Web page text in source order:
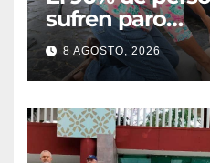
sufren paro
8 AGOSTO, 2026